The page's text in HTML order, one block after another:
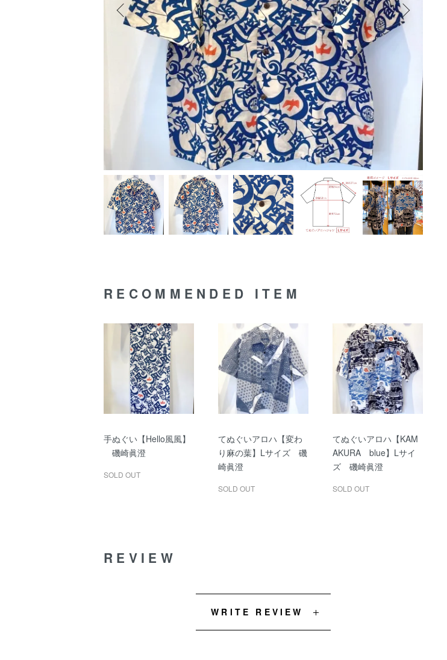
RECOMMENDED ITEM
手ぬぐい【Hello風風】
磯崎眞澄
SOLD OUT
てぬぐいアロハ【変わ
り麻の葉】Lサイズ 磯
崎眞澄
SOLD OUT
てぬぐいアロハ【KAM
AKURA blue】Lサイ
ズ 磯崎眞澄
SOLD OUT
REVIEW
WRITE REVIEW